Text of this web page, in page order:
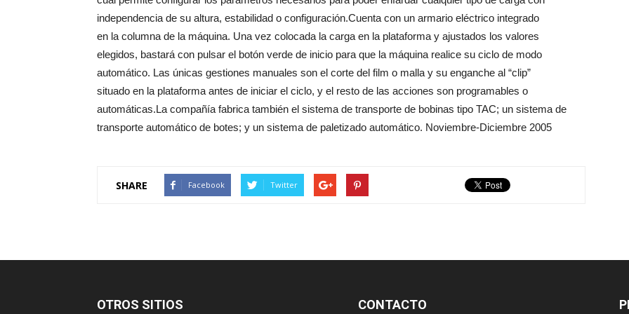
independencia de su altura, estabilidad o configuración.Cuenta con un armario eléctrico integrado
en la columna de la máquina. Una vez colocada la carga en la plataforma y ajustados los valores
elegidos, bastará con pulsar el botón verde de inicio para que la máquina realice su ciclo de modo
automático. Las únicas gestiones manuales son el corte del film o malla y su enganche al “clip”
situado en la plataforma antes de iniciar el ciclo, y el resto de las acciones son programables o
automáticas.La compañía fabrica también el sistema de transporte de bobinas tipo TAC; un sistema de
transporte automático de botes; y un sistema de paletizado automático. Noviembre-Diciembre 2005
SHARE Facebook Twitter
OTROS SITIOS CONTACTO